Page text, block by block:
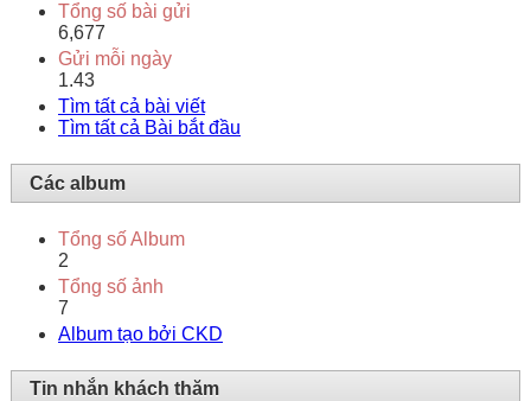
Tổng số bài gửi
6,677
Gửi mỗi ngày
1.43
Tìm tất cả bài viết
Tìm tất cả Bài bắt đầu
Các album
Tổng số Album
2
Tổng số ảnh
7
Album tạo bởi CKD
Tin nhắn khách thăm